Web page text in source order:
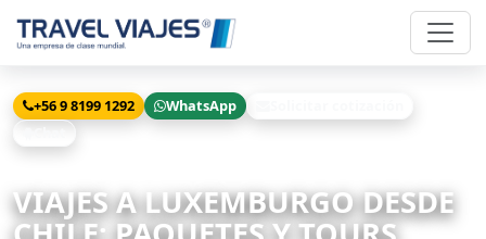
+56 9 8199 1292 WhatsApp
VIAJES A LUXEMBURGO DESDE